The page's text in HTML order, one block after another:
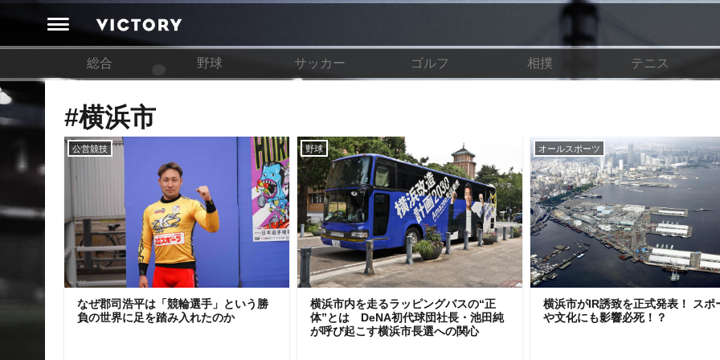
総合 野球 サッカー ゴルフ 相撲 テニス
#横浜市
公営競技
なぜ郡司浩平は「競輪選手」という勝
負の世界に足を踏み入れたのか
野球
横浜市内を走るラッピングバスの“正
体”とは DeNA初代球団社長・池田純
が呼び起こす横浜市長選への関心
オールスポーツ
横浜市がIR誘致を正式発表！ スポ
や文化にも影響必死！？